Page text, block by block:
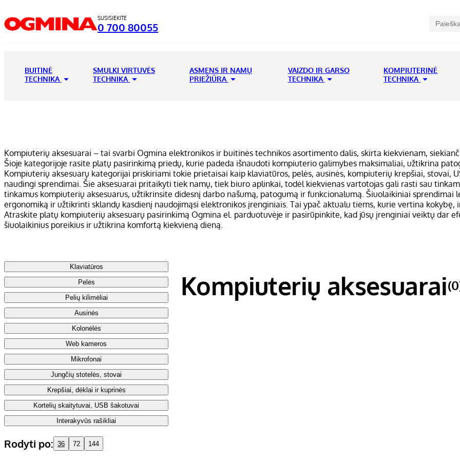
SUSISIEKITE
0 700 80055
BUITINĖ
TECHNIKA
SMULKI VIRTUVĖS
TECHNIKA
ASMENS IR NAMŲ
PRIEŽIŪRA
VAIZDO IR GARSO
TECHNIKA
KOMPIUTERINĖ
TECHNIKA
Kompiuterių aksesuarai – tai svarbi Ogmina elektronikos ir buitinės technikos asortimento dalis, skirta kiekvienam,
Šioje kategorijoje rasite platų pasirinkimą priedų, kurie padeda išnaudoti kompiuterio galimybes maksimaliai, užtikrina
Kompiuterių aksesuarų kategorijai priskiriami tokie prietaisai kaip klaviatūros, pelės, ausinės, kompiuterių krepšiai, stovai,
naudingi sprendimai. Šie aksesuarai pritaikyti tiek namų, tiek biuro aplinkai, todėl kiekvienas vartotojas gali rasti sau
tinkamus kompiuterių aksesuarus, užtikrinsite didesnį darbo našumą, patogumą ir funkcionalumą. Šiuolaikiniai
ergonomiką ir užtikrinti sklandų kasdienį naudojimąsi elektronikos įrenginiais. Tai ypač aktualu tiems, kurie vertina
Atraskite platų kompiuterių aksesuarų pasirinkimą Ogmina el. parduotuvėje ir pasirūpinkite, kad jūsų įrenginiai veiktų dar
šiuolaikinius poreikius ir užtikrina komfortą kiekvieną dieną.
Klaviatūros
Pelės
Pelių kilimėliai
Ausinės
Kolonėlės
Web kameros
Mikrofonai
Jungčių stotelės, stovai
Krepšiai, dėklai ir kuprinės
Kortelių skaitytuvai, USB šakotuvai
Interakyvūs rašikliai
Rodyti po: 36 72 144
Kompiuterių aksesuarai